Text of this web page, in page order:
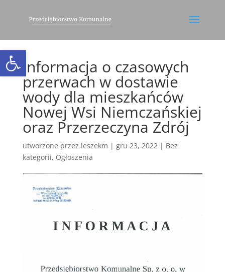
Otwórz pasek narzędzi
Informacja o czasowych
przerwach w dostawie
wody dla mieszkańców
Nowej Wsi Niemczańskiej
oraz Przerzeczyna Zdrój
utworzone przez leszekm | gru 23, 2022| Bez
kategorii, Ogłoszenia